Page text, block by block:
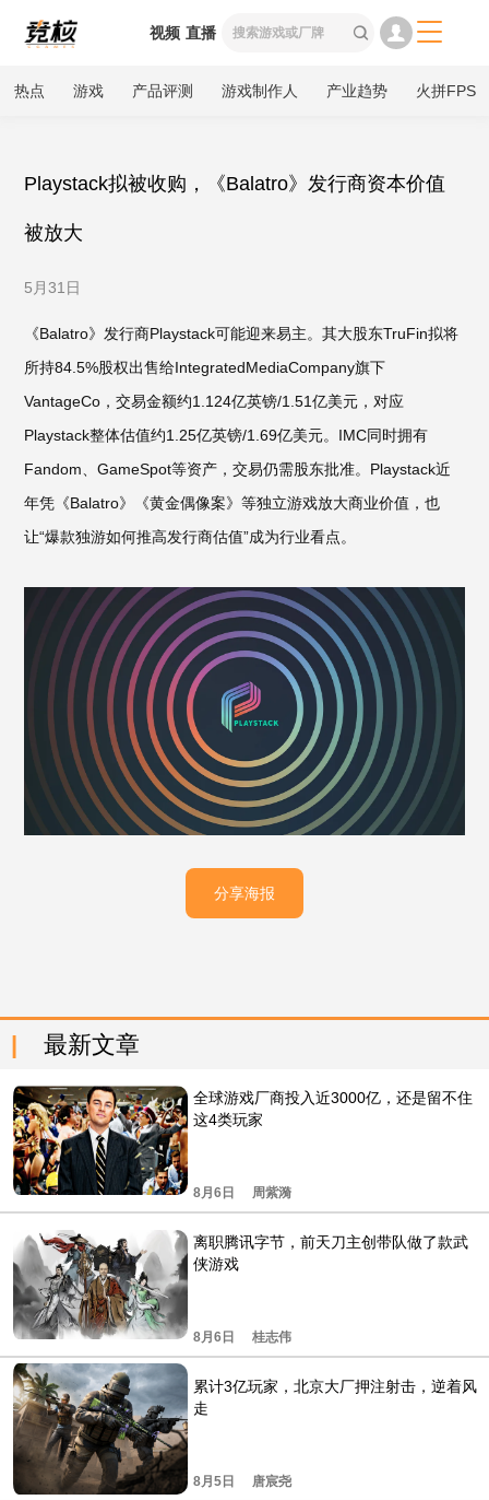
视频 直播  
热点 游戏 产品评测 游戏制作人 产业趋势 火拼FPS
Playstack拟被收购，《Balatro》发行商资本价值
被放大
5月31日
《Balatro》发行商Playstack可能迎来易主。其大股东TruFin拟将
所持84.5%股权出售给IntegratedMediaCompany旗下
VantageCo，交易金额约1.124亿英镑/1.51亿美元，对应
Playstack整体估值约1.25亿英镑/1.69亿美元。IMC同时拥有
Fandom、GameSpot等资产，交易仍需股东批准。Playstack近
年凭《Balatro》《黄金偶像案》等独立游戏放大商业价值，也
让“爆款独游如何推高发行商估值”成为行业看点。
分享海报
最新文章
全球游戏厂商投入近3000亿，还是留不住
这4类玩家
8月6日 周紫漪
离职腾讯字节，前天刀主创带队做了款武
侠游戏
8月6日 桂志伟
累计3亿玩家，北京大厂押注射击，逆着风
走
8月5日 唐宸尧